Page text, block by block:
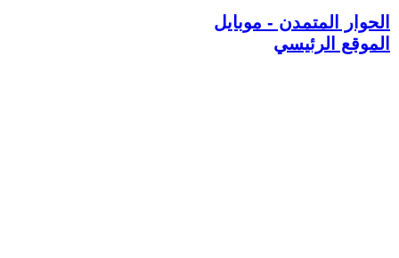
الحوار المتمدن - موبايل
الموقع الرئيسي